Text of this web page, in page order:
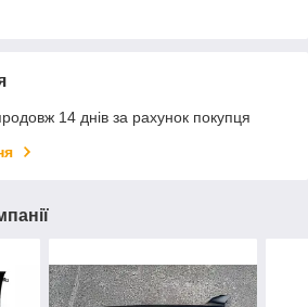
14 днів за рахунок покупця